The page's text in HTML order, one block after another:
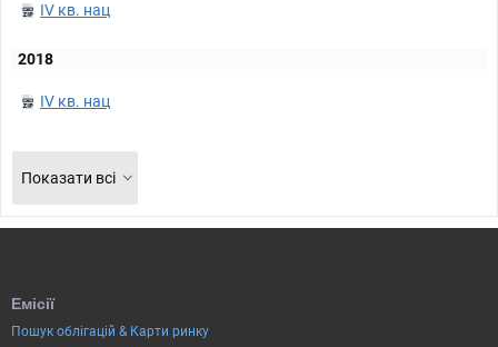
IV кв. нац
2018
IV кв. нац
Показати всі
Емісії
Пошук облігацій & Карти ринку